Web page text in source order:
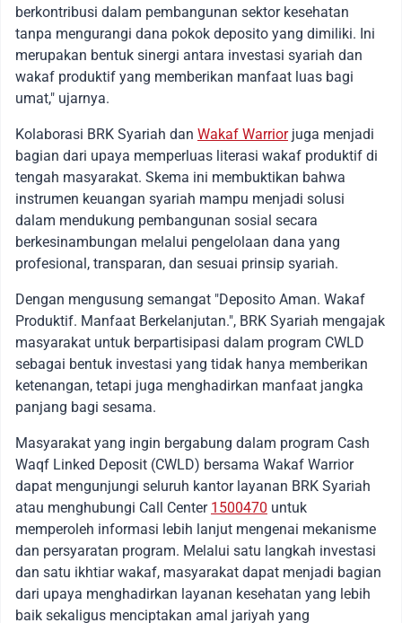
berkontribusi dalam pembangunan sektor kesehatan
tanpa mengurangi dana pokok deposito yang dimiliki. Ini
merupakan bentuk sinergi antara investasi syariah dan
wakaf produktif yang memberikan manfaat luas bagi
umat," ujarnya.
Kolaborasi BRK Syariah dan Wakaf Warriorjuga menjadi
bagian dari upaya memperluas literasi wakaf produktif di
tengah masyarakat. Skema ini membuktikan bahwa
instrumen keuangan syariah mampu menjadi solusi
dalam mendukung pembangunan sosial secara
berkesinambungan melalui pengelolaan dana yang
profesional, transparan, dan sesuai prinsip syariah.
Dengan mengusung semangat "Deposito Aman. Wakaf
Produktif. Manfaat Berkelanjutan.", BRK Syariah mengajak
masyarakat untuk berpartisipasi dalam program CWLD
sebagai bentuk investasi yang tidak hanya memberikan
ketenangan, tetapi juga menghadirkan manfaat jangka
panjang bagi sesama.
Masyarakat yang ingin bergabung dalam program Cash
Waqf Linked Deposit (CWLD) bersama Wakaf Warrior
dapat mengunjungi seluruh kantor layanan BRK Syariah
atau menghubungi Call Center 1500470 untuk
memperoleh informasi lebih lanjut mengenai mekanisme
dan persyaratan program. Melalui satu langkah investasi
dan satu ikhtiar wakaf, masyarakat dapat menjadi bagian
dari upaya menghadirkan layanan kesehatan yang lebih
baik sekaligus menciptakan amal jariyah yang